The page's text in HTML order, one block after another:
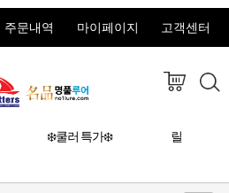
주문내역 마이페이지 고객센터
❄️쿨러 특가❄️ 릴